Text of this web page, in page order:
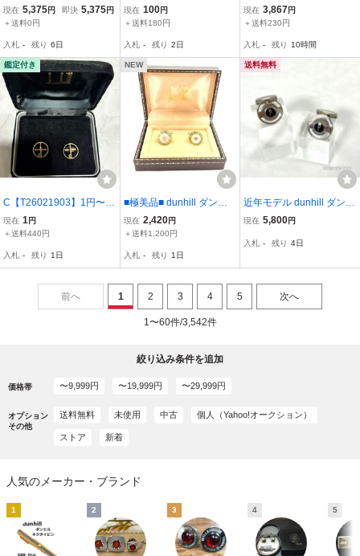
カフス/j158-96
現在 5,375円 即決 5,375円
＋送料0円
入札 - 残り 6日
ネクタイピン
現在 100円
＋送料180円
入札 - 残り 2日
イピン×3 カフス まとめセ
ット 美品セレクト
現在 3,867円
＋送料230円
入札 - 残り 10時間
鑑定付き
C【T26021903】1円〜 d
unhill ダンヒル カフス カ
フスボタン カフリンクス
ージ dマーク
現在 1 円
＋送料440円
入札 - 残り 1日
NEW
■極美品■ dunhill ダンヒ
ル シェル カフス カフリ
ンクス アクセサリー ビジ
ド系×アイボリー系 DL82
現在 2,420円
＋送料1,200円
入札 - 残り 1日
送料無料
近年モデル dunhill ダンヒ
ル サークル調 シルバー ×
クス カフスボタン アクセ
現在 5,800円
入札 - 残り 4日
前へ 1 2 3 4 5 次へ
1〜60件/3,542件
絞り込み条件を追加
価格帯 〜9,999円 〜19,999円 〜29,999円
オプション
その他
送料無料 未使用 中古 個人（Yahoo!オークション）
ストア 新着
人気のメーカー・ブランド
1 2 3 4 5